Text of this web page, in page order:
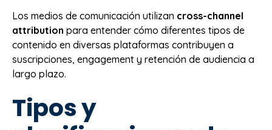
Los medios de comunicación utilizan cross-channel
attribution para entender cómo diferentes tipos de
contenido en diversas plataformas contribuyen a
suscripciones, engagement y retención de audiencia a
largo plazo.
Tipos y